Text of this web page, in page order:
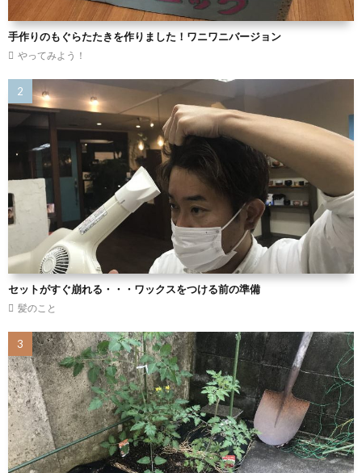
手作りのもぐらたたきを作りました！ワニワニバージョン
やってみよう！
セットがすぐ崩れる・・・ワックスをつける前の準備
髪のこと